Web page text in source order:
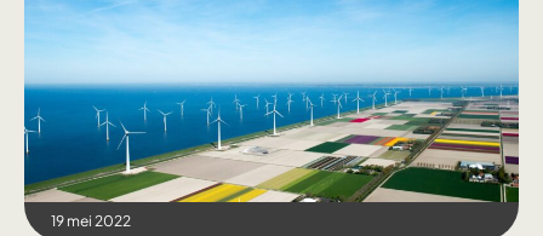
19 mei 2022